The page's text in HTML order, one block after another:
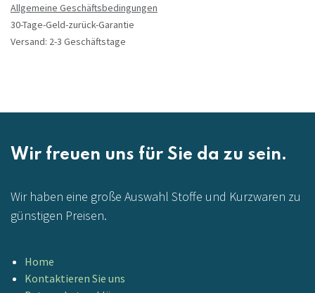
Allgemeine Geschäftsbedingungen
30-Tage-Geld-zurück-Garantie
Versand: 2-3 Geschäftstage
Wir freuen uns für Sie da zu sein.
Wir haben eine große Auswahl Stoffe und Kurzwaren zu
günstigen Preisen.
Home
Kontaktieren Sie uns